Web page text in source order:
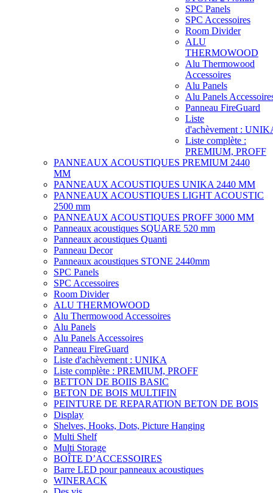
SPC Panels
SPC Accessoires
Room Divider
ALU
THERMOWOOD
Alu Thermowood
Accessoires
Alu Panels
Alu Panels
Panneau FireGuard
Liste
d'achèvement :
Liste complète :
PREMIUM, PROFF
PANNEAUX ACOUSTIQUES PREMIUM 2440
MM
PANNEAUX ACOUSTIQUES UNIKA 2440 MM
PANNEAUX ACOUSTIQUES LIGHT ACOUSTIC
2500 mm
PANNEAUX ACOUSTIQUES PROFF 3000 MM
Panneaux acoustiques SQUARE 520 mm
Panneaux acoustiques Quanti
Panneau Decor
Panneaux acoustiques STONE 2440mm
SPC Panels
SPC Accessoires
Room Divider
ALU THERMOWOOD
Alu Thermowood Accessoires
Alu Panels
Alu Panels Accessoires
Panneau FireGuard
Liste d'achèvement : UNIKA
Liste complète : PREMIUM, PROFF
BETTON DE BOIIS BASIC
BETON DE BOIS MULTIFIN
PEINTURE DE REPARATION BETON DE BOIS
Display
Shelves, Hooks, Dots, Picture Hanging
Multi Shelf
Multi Storage
BOÎTE D’ACCESSOIRES
Barre LED pour panneaux acoustiques
WINERACK